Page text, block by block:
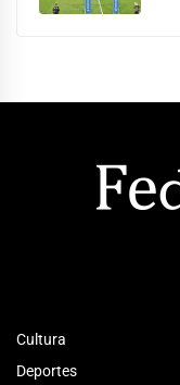
Cultura
Deportes